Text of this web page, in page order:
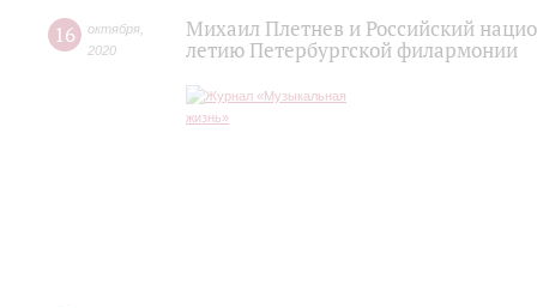
16 октября
2020
Михаил Плетнев и Российский
летию Петербургской филармонии